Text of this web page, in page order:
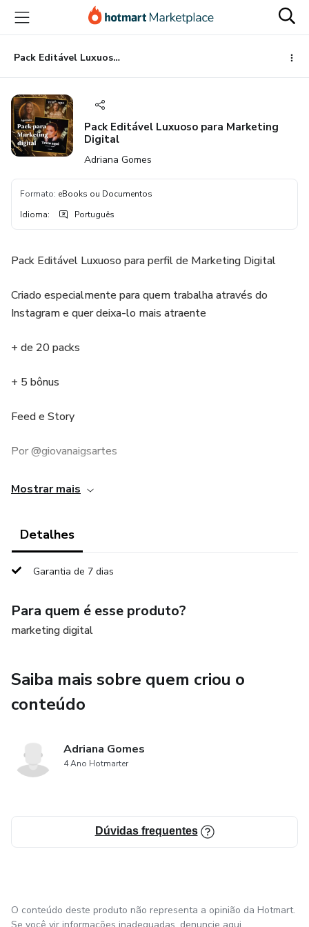
para
conteúdo
principal
para
pagamento
para
rodapé
Pack Editável Luxuoso para Marketing Digital
Pack Editável Luxuoso para Marketing
Digital
Adriana Gomes
Formato: eBooks ou Documentos
Idioma: Português
Pack Editável Luxuoso para perfil de Marketing Digital
Criado especialmente para quem trabalha através do
Instagram e quer deixa-lo mais atraente
+ de 20 packs
+ 5 bônus
Feed e Story
Por @giovanaigsartes
Mostrar mais
Detalhes
Garantia de 7 dias
Para quem é esse produto?
marketing digital
Saiba mais sobre quem criou o
conteúdo
Adriana Gomes
4 Ano Hotmarter
Dúvidas frequentes
O conteúdo deste produto não representa a opinião da Hotmart.